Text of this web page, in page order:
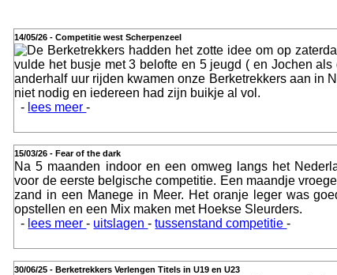
14/05/26 - Competitie west Scherpenzeel
De Berketrekkers hadden het zotte idee om op
vulde het busje met 3 belofte en 5 jeugd ( en Jochen
anderhalf uur rijden kwamen onze Berketrekkers aan in
niet nodig en iedereen had zijn buikje al vol.
- lees meer-
15/03/26 - Fear of the dark
Na 5 maanden indoor en een omweg langs het
voor de eerste belgische competitie. Een maandje
zand in een Manege in Meer. Het oranje leger was
opstellen en een Mix maken met Hoekse Sleurders.
- lees meer- uitslagen-tussenstand competitie-
30/06/25 - Berketrekkers Verlengen Titels in U19 en U23